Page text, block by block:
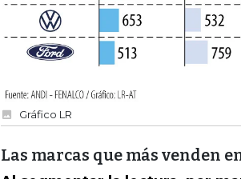
Gráfico LR
Las marcas que más venden